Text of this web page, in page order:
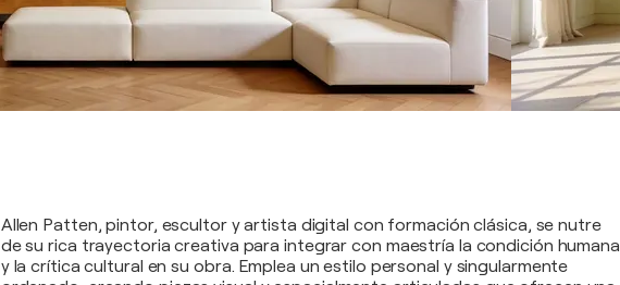
Allen Patten, pintor, escultor y artista digital con formación clásica, se nutre
de su rica trayectoria creativa para integrar con maestría la condición humana
y la crítica cultural en su obra. Emplea un estilo personal y singularmente